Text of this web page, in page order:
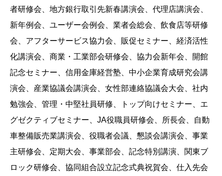
者研修会、地方銀行取引先新春講演会、代理店講演会、
新年例会、ユーザー会例会、業者会総会、飲食店等研修
会、アフターサービス協力会、販促セミナー、経済活性
化講演会、商業・工業部会研修会、協力会新年会、開館
記念セミナー、信用金庫経営塾、中小企業育成研究会講
演会、産業協議会講演会、女性部連絡協議会大会、社内
勉強会、管理・中堅社員研修、トップ向けセミナー、エ
グゼクティブセミナー、JA役職員研修会、所長会、自動
車整備販売業講演会、役職者会議、懇談会講演会、事業
主研修会、定期大会、事業部会、記念特別講演、関東ブ
ロック研修会、協同組合設立記念式典祝賀会、仕入先会